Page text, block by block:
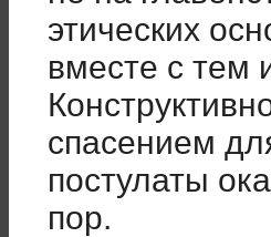
этических
вместе с тем
спасением
постулаты
пор.